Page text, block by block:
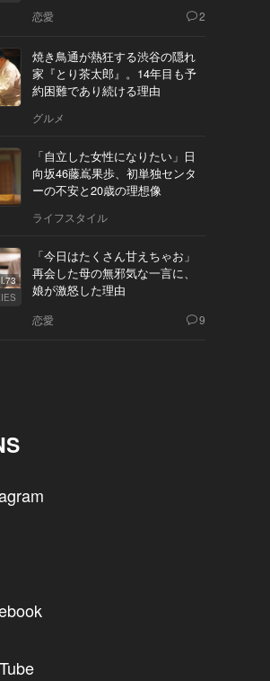
恋愛 2
焼き鳥通が熱狂する渋谷の隠れ
家『とり茶太郎』。14年目も予
約困難であり続ける理由
グルメ
「自立した女性になりたい」日
向坂46藤嶌果歩、初単独センタ
ーの不安と20歳の理想像
ライフスタイル
「今日はたくさん甘えちゃお」
再会した母の無邪気な一言に、
娘が激怒した理由
恋愛 9